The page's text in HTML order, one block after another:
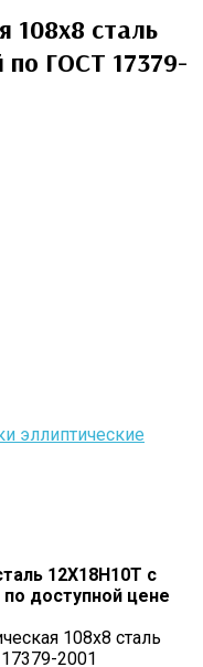
108х8 сталь
по ГОСТ 17379-
эллиптические
12Х18Н10Т с
доступной цене
108х8 сталь
2001